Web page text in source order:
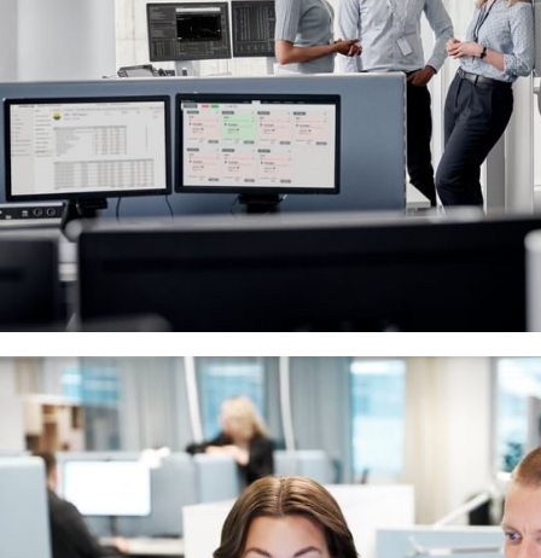
Bij Vattenfall krijg je de ruimte om
écht impact te maken. Jij draagt actief bij
door slimmer te werken en
Zo help je niet alleen de samenleving